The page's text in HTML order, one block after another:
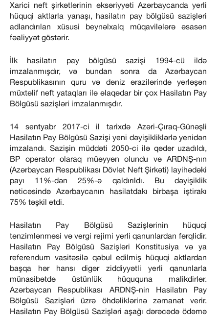
Xarici neft şirkətlərinin əksəriyyəti Azərbaycanda yerli
hüquqi aktlarla yanaşı, hasilatın pay bölgüsü sazişləri
adlandırılan xüsusi beynəlxalq müqavilələrə əsasən
fəaliyyət göstərir.
İlk hasilatın pay bölgüsü sazişi 1994-cü ildə
imzalanmışdır, və bundan sonra da Azərbaycan
Respublikasının quru və dəniz ərazilərində yerləşən
müxtəlif neft yataqları ilə əlaqədar bir çox Hasilatın Pay
Bölgüsü sazişləri imzalanmışdır.
14 sentyabr 2017-ci il tarixdə Azəri-Çıraq-Günəşli
Hasilatın Pay Bölgüsü Sazişi yeni dəyişikliklərlə yenidən
imzalandı. Sazişin müddəti 2050-ci ilə qədər uzadıldı,
BP operator olaraq müəyyən olundu və ARDNŞ-nın
(Azərbaycan Respublikası Dövlət Neft Şirkəti) layihədəki
payı 11%-dən 25%-ə qaldırıldı. Bu dəyişiklik
nəticəsində Azərbaycanın hasilatdakı birbaşa iştirakı
75% təşkil etdi.
Hasilatın Pay Bölgüsü Sazişlərinin hüquqi
tənzimlənməsi və vergi rejimi yerli qanunlardan fərqlidir.
Hasilatın Pay Bölgüsü Sazişləri Konstitusiya və ya
referendum vasitəsilə qəbul edilmiş hüquqi aktlardan
başqa hər hansı digər ziddiyyətli yerli qanunlarla
münasibətdə üstünlük hüququna malikdirlər.
Azərbaycan Respublikası ARDNŞ-nin Hasilatın Pay
Bölgüsü Sazişləri üzrə öhdəliklərinə zəmanət verir.
Hasilatın Pay Bölgüsü Sazişləri aşağı dərəcədə ödəmə